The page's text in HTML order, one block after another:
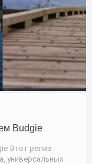
Budgie
Этот релиз
универсальных